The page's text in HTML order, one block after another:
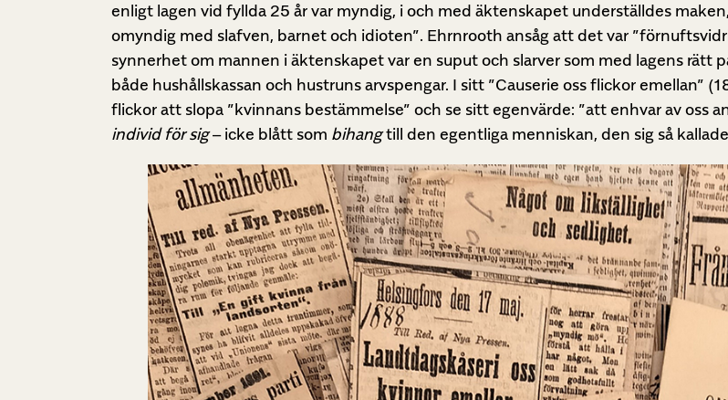
enligt lagen vid fyllda 25 år var myndig, i och med äktenskapet underställdes
omyndig med slafven, barnet och idioten”. Ehrnrooth ansåg att det var
synnerhet om mannen i äktenskapet var en suput och slarver som med lagens rätt
både hushållskassan och hustruns arvspengar. I sitt ”Causerie oss flickor emellan”
flickor att slopa ”kvinnans bestämmelse” och se sitt egenvärde: ”att enhvar av oss
individ för sig– icke blått som bihangtill den egentliga menniskan, den sig så kallade